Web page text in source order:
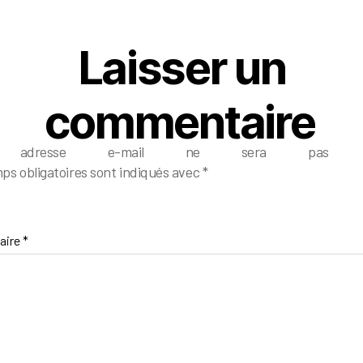
Laisser un
commentaire
adresse e-mail ne sera pas
obligatoires sont indiqués avec*
*